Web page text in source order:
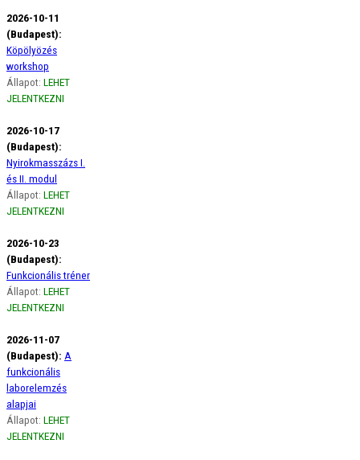
2026-10-11
(Budapest):
Köpölyözés
workshop
Állapot: LEHET
JELENTKEZNI
2026-10-17
(Budapest):
Nyirokmasszázs I.
és II. modul
Állapot: LEHET
JELENTKEZNI
2026-10-23
(Budapest):
Funkcionális tréner
Állapot: LEHET
JELENTKEZNI
2026-11-07
(Budapest): A
funkcionális
laborelemzés
alapjai
Állapot: LEHET
JELENTKEZNI